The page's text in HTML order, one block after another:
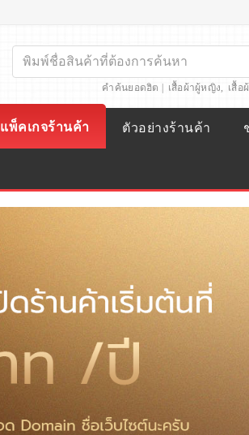
คำค้นยอดฮิต | เสื้อผ้าผู้หญิง, เสื้อ
แพ็คเกจร้านค้า ตัวอย่างร้านค้า